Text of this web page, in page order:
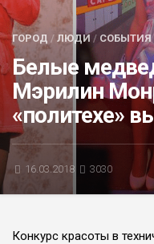
БЛИЦ-ОПРОС
АФИША
ГОРОД / ЛЮДИ / СОБЫТИЯ
Белые
Мэрилин
«политехе»
16.03.2018 3030
Конкурс красоты в